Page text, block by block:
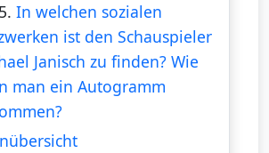
In welchen sozialen
ist den Schauspieler
Janisch zu finden? Wie
man ein Autogramm